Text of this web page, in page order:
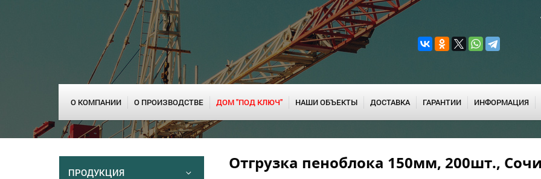
О КОМПАНИИ О ПРОИЗВОДСТВЕ ДОМ "ПОД КЛЮЧ" НАШИ ОБЪЕКТЫ ДОСТАВКА ГАРАНТИИ ИНФОРМАЦИЯ
Отгрузка пеноблока 150мм, 200шт.,
ПРОДУКЦИЯ